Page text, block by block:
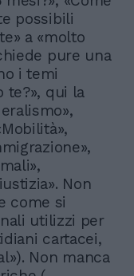
possibili
a «molto
pure una
i temi
te?», qui la
Non
come si
utilizzi per
cartacei,
Non manca